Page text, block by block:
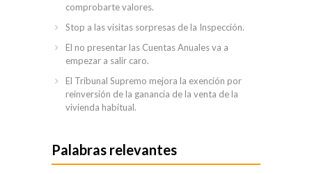
comprobarte valores.
Stop a las visitas sorpresas de la Inspección.
El no presentar las Cuentas Anuales va a
empezar a salir caro.
El Tribunal Supremo mejora la exención por
reinversión de la ganancia de la venta de la
vivienda habitual.
Palabras relevantes
Derecho